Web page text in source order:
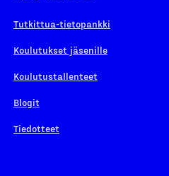
Tutkittua-tietopankki
Koulutukset jäsenille
Koulutustallenteet
Blogit
Tiedotteet